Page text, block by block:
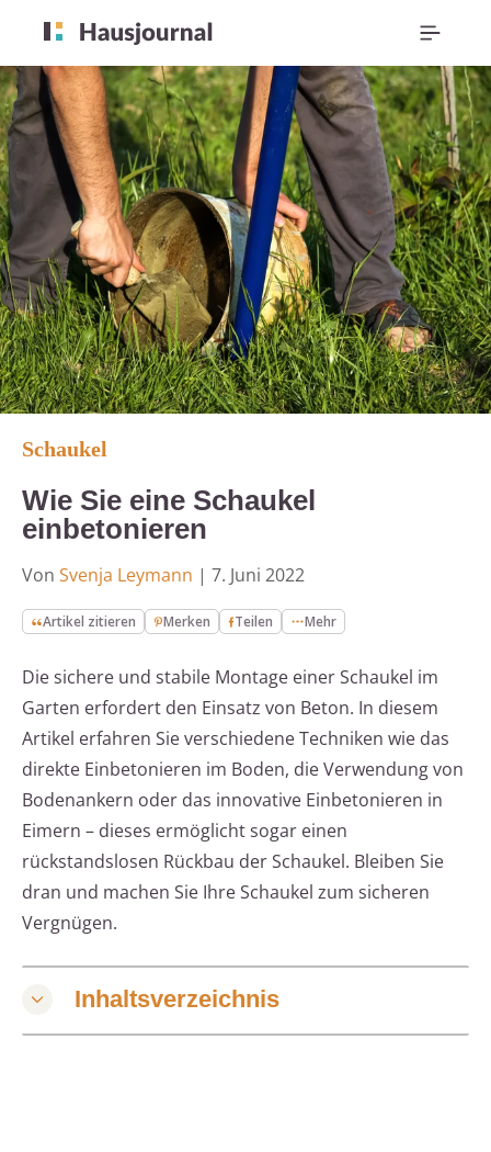
Schaukel
Wie Sie eine Schaukel
einbetonieren
Von Svenja Leymann | 7. Juni 2022
Artikel zitieren Merken Teilen Mehr
Die sichere und stabile Montage einer Schaukel im
Garten erfordert den Einsatz von Beton. In diesem
Artikel erfahren Sie verschiedene Techniken wie das
direkte Einbetonieren im Boden, die Verwendung von
Bodenankern oder das innovative Einbetonieren in
Eimern – dieses ermöglicht sogar einen
rückstandslosen Rückbau der Schaukel. Bleiben Sie
dran und machen Sie Ihre Schaukel zum sicheren
Vergnügen.
Inhaltsverzeichnis